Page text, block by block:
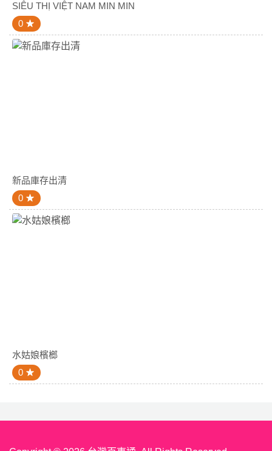
SIÊU THỊ VIỆT NAM MIN MIN
0
新品庫存出清
0
水姑娘檳榔
0